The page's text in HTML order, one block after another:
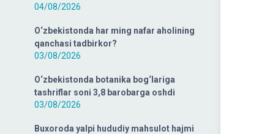
04/08/2026
O‘zbekistonda har ming nafar aholining
qanchasi tadbirkor?
03/08/2026
O‘zbekistonda botanika bog‘lariga
tashriflar soni 3,8 barobarga oshdi
03/08/2026
Buxoroda yalpi hududiy mahsulot hajmi